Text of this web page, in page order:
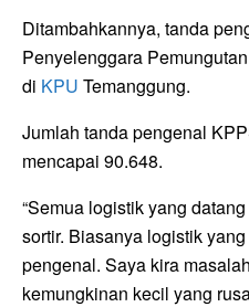
Ditambahkannya, tanda
Penyelenggara
di KPU Temanggung.
Jumlah tanda pengenal
mencapai 90.648.
“Semua logistik yang
sortir. Biasanya logistik
pengenal. Saya kira
kemungkinan kecil yang